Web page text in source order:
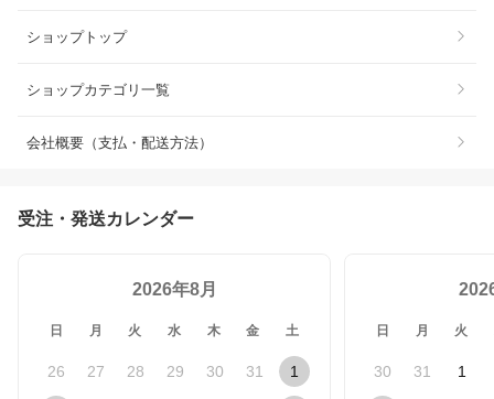
ショップトップ
ショップカテゴリ一覧
会社概要（支払・配送方法）
受注・発送カレンダー
2026年8月
日 月 火 水 木 金 土
26 27 28 29 30 31 1
日 月 火
30 31 1